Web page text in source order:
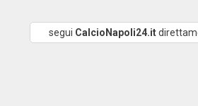
segui CalcioNapoli24.it